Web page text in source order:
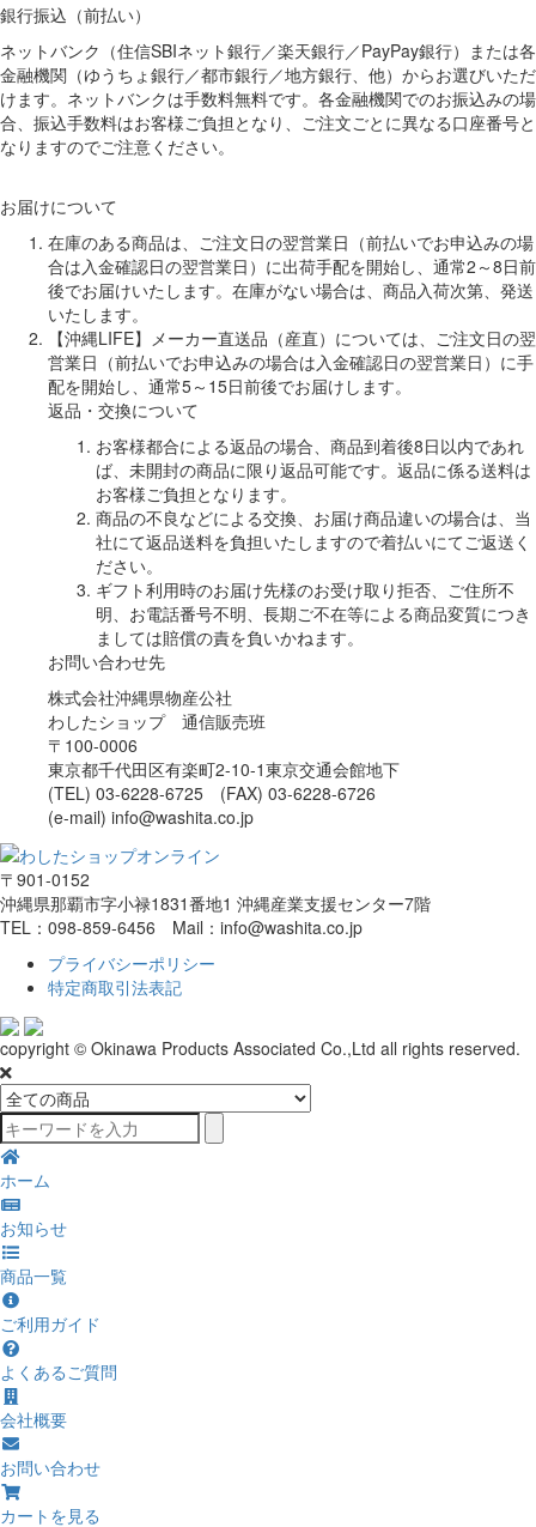
銀行振込（前払い）
ネットバンク（住信SBIネット銀行／楽天銀行／PayPay銀行）または各
金融機関（ゆうちょ銀行／都市銀行／地方銀行、他）からお選びいただ
けます。ネットバンクは手数料無料です。各金融機関でのお振込みの場
合、振込手数料はお客様ご負担となり、ご注文ごとに異なる口座番号と
なりますのでご注意ください。
お届けについて
在庫のある商品は、ご注文日の翌営業日（前払いでお申込みの場
合は入金確認日の翌営業日）に出荷手配を開始し、通常2～8日前
後でお届けいたします。在庫がない場合は、商品入荷次第、発送
いたします。
【沖縄LIFE】メーカー直送品（産直）については、ご注文日の翌
営業日（前払いでお申込みの場合は入金確認日の翌営業日）に手
配を開始し、通常5～15日前後でお届けします。
返品・交換について
お客様都合による返品の場合、商品到着後8日以内であれ
ば、未開封の商品に限り返品可能です。返品に係る送料は
お客様ご負担となります。
商品の不良などによる交換、お届け商品違いの場合は、当
社にて返品送料を負担いたしますので着払いにてご返送く
ださい。
ギフト利用時のお届け先様のお受け取り拒否、ご住所不
明、お電話番号不明、長期ご不在等による商品変質につき
ましては賠償の責を負いかねます。
お問い合わせ先
株式会社沖縄県物産公社
わしたショップ 通信販売班
〒100-0006
東京都千代田区有楽町2-10-1東京交通会館地下
(TEL) 03-6228-6725 (FAX) 03-6228-6726
(e-mail) info@washita.co.jp
〒901-0152
沖縄県那覇市字小禄1831番地1 沖縄産業支援センター7階
TEL：098-859-6456 Mail：info@washita.co.jp
プライバシーポリシー
特定商取引法表記
copyright © Okinawa Products Associated Co.,Ltd all rights reserved.
ホーム
お知らせ
商品一覧
ご利用ガイド
よくあるご質問
会社概要
お問い合わせ
カートを見る